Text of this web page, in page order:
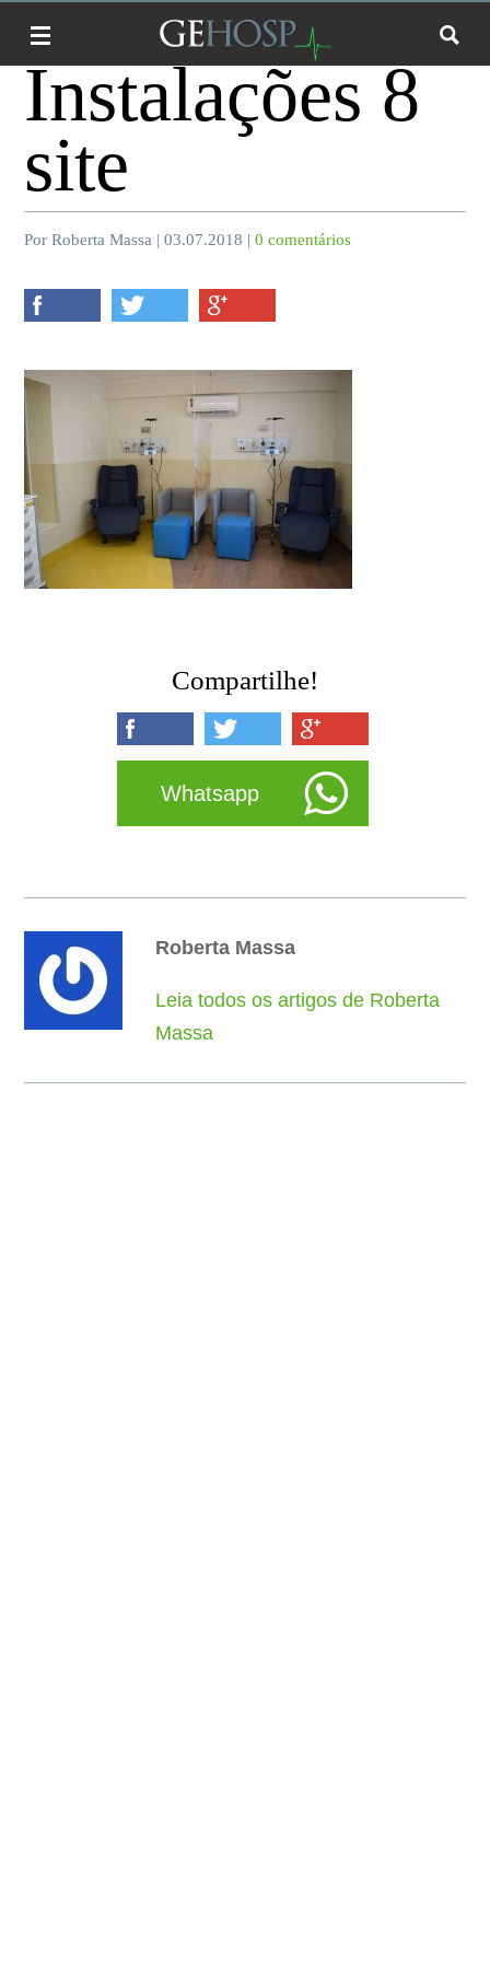
Instalações 8
site
Por Roberta Massa | 03.07.2018 |0 comentários
Compartilhe!
Whatsapp
Roberta Massa
Leia todos os artigos de Roberta
Massa